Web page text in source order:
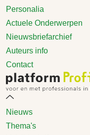
Personalia
Actuele Onderwerpen
Nieuwsbriefarchief
Auteurs info
Contact
Nieuws
Thema's